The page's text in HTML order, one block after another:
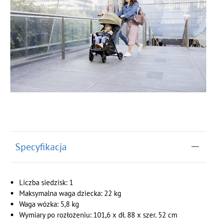
Specyfikacja
Liczba siedzisk: 1
Maksymalna waga dziecka: 22 kg
Waga wózka: 5,8 kg
Wymiary po rozłożeniu: 101,6 x dł. 88 x szer. 52 cm